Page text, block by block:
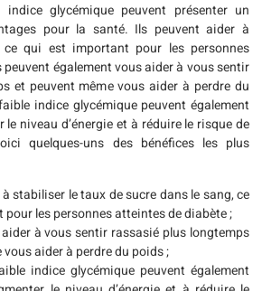
glycémique peuvent présenter un
pour la santé. Ils peuvent aider à
qui est important pour les personnes
également vous aider à vous sentir
et peuvent même vous aider à perdre du
indice glycémique peuvent également
niveau d’énergie et à réduire le risque de
quelques-uns des bénéfices les plus
stabiliser le taux de sucre dans le sang, ce
les personnes atteintes de diabète ;
à vous sentir rassasié plus longtemps
aider à perdre du poids ;
indice glycémique peuvent également